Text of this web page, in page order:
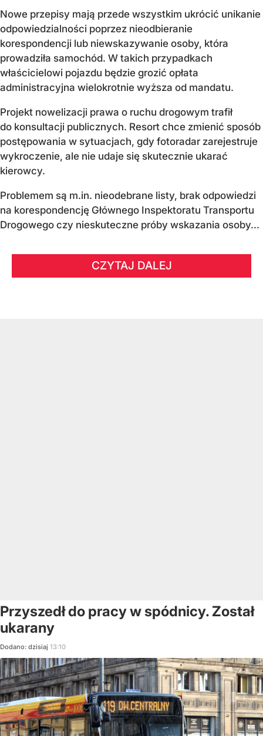
Nowe przepisy mają przede wszystkim ukrócić unikanie
odpowiedzialności poprzez nieodbieranie
korespondencji lub niewskazywanie osoby, która
prowadziła samochód. W takich przypadkach
właścicielowi pojazdu będzie grozić opłata
administracyjna wielokrotnie wyższa od mandatu.
Projekt nowelizacji prawa o ruchu drogowym trafił
do konsultacji publicznych. Resort chce zmienić sposób
postępowania w sytuacjach, gdy fotoradar zarejestruje
wykroczenie, ale nie udaje się skutecznie ukarać
kierowcy.
Problemem są m.in. nieodebrane listy, brak odpowiedzi
na korespondencję Głównego Inspektoratu Transportu
Drogowego czy nieskuteczne próby wskazania osoby...
CZYTAJ DALEJ
Przyszedł do pracy w spódnicy. Został
ukarany
Dodano: dzisiaj 13:10